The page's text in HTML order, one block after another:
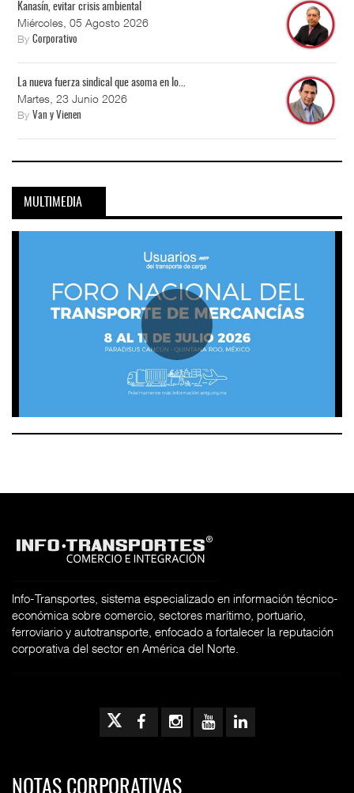
Kanasín, evitar crisis ambiental
Miércoles, 05 Agosto 2026
By Corporativo
La nueva fuerza sindical que asoma en lo...
Martes, 23 Junio 2026
By Van y Vienen
MULTIMEDIA
Info-Transportes, sistema especializado en información técnico-
económica sobre comercio, sectores marítimo, portuario,
ferroviario y autotransporte, enfocado a fortalecer la reputación
corporativa del sector en América del Norte.
NOTAS CORPORATIVAS